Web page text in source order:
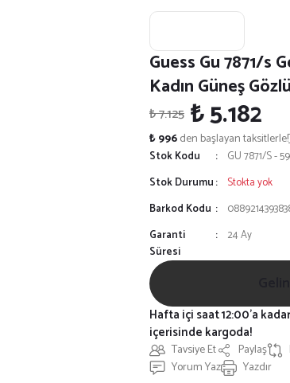
Guess Gu 7871/s
Kadın Güneş
₺ 7.125 ₺ 5.182
₺ 996den başlayan taksitlerle!
Stok Kodu
GU 7871/S -
Stok Durumu
Stokta yok
Barkod Kodu
Garanti
Süresi
24 Ay
Tavsiye Et Paylaş
Yorum Yaz
Yazdır
Hafta içi saat 12:00'a
içerisinde kargoda!